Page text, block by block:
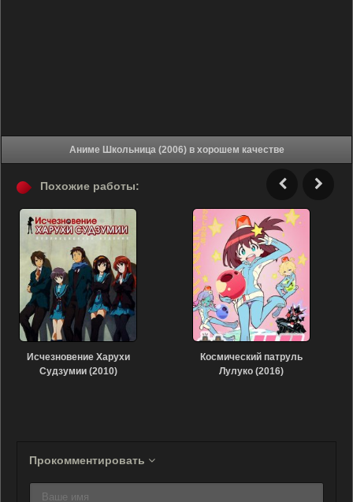
Аниме Школьница (2006) в хорошем качестве
Похожие работы:
Исчезновение Харухи
Судзумии (2010)
Космический патруль
Лулуко (2016)
Прокомментировать